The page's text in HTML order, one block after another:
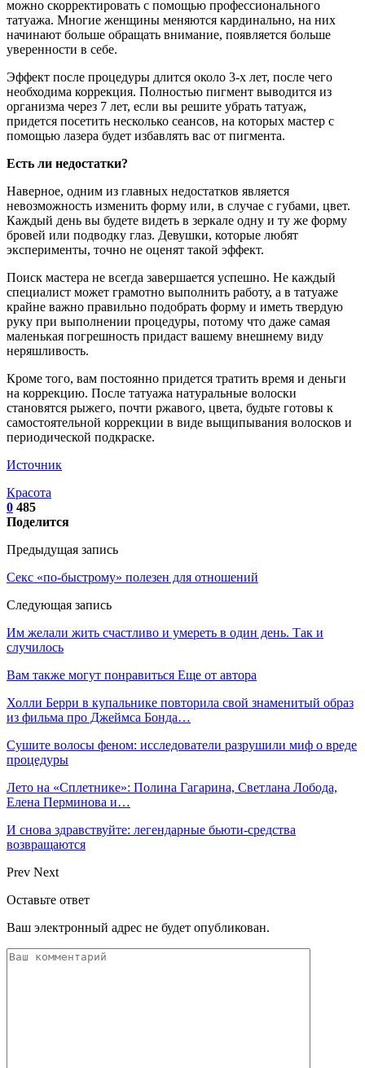
можно скорректировать с помощью профессионального
татуажа. Многие женщины меняются кардинально, на них
начинают больше обращать внимание, появляется больше
уверенности в себе.
Эффект после процедуры длится около 3-х лет, после чего
необходима коррекция. Полностью пигмент выводится из
организма через 7 лет, если вы решите убрать татуаж,
придется посетить несколько сеансов, на которых мастер с
помощью лазера будет избавлять вас от пигмента.
Есть ли недостатки?
Наверное, одним из главных недостатков является
невозможность изменить форму или, в случае с губами, цвет.
Каждый день вы будете видеть в зеркале одну и ту же форму
бровей или подводку глаз. Девушки, которые любят
эксперименты, точно не оценят такой эффект.
Поиск мастера не всегда завершается успешно. Не каждый
специалист может грамотно выполнить работу, а в татуаже
крайне важно правильно подобрать форму и иметь твердую
руку при выполнении процедуры, потому что даже самая
маленькая погрешность придаст вашему внешнему виду
неряшливость.
Кроме того, вам постоянно придется тратить время и деньги
на коррекцию. После татуажа натуральные волоски
становятся рыжего, почти ржавого, цвета, будьте готовы к
самостоятельной коррекции в виде выщипывания волосков и
периодической подкраске.
Источник
Красота
0 485
Поделится
Предыдущая запись
Секс «по-быстрому» полезен для отношений
Следующая запись
Им желали жить счастливо и умереть в один день. Так и
случилось
Вам также могут понравиться Еще от автора
Холли Берри в купальнике повторила свой знаменитый образ
из фильма про Джеймса Бонда…
Сушите волосы феном: исследователи разрушили миф о вреде
процедуры
Лето на «Сплетнике»: Полина Гагарина, Светлана Лобода,
Елена Перминова и…
И снова здравствуйте: легендарные бьюти-средства
возвращаются
Prev Next
Оставьте ответ
Ваш электронный адрес не будет опубликован.